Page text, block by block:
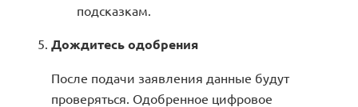
подсказкам.
Дождитесь одобрения
После подачи заявления данные будут
проверяться. Одобренное цифровое